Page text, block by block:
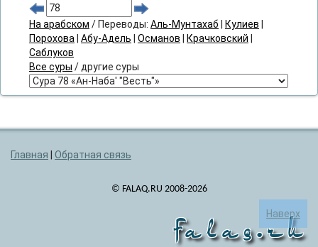
На арабском / Переводы: Аль-Мунтахаб Кулиев
Порохова
Абу-Адель Османов Крачковский
Саблуков
Все суры / другие суры
Наверх
Главная Обратная связь
© FALAQ.RU 2008-2026
falaq.ru